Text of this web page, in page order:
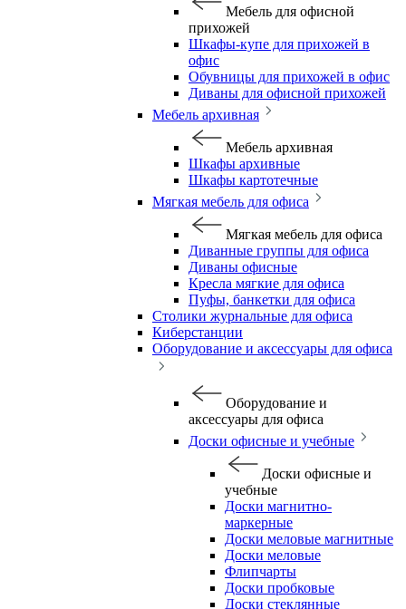
Мебель для офисной
прихожей
Шкафы-купе для прихожей в
офис
Обувницы для прихожей в офис
Диваны для офисной прихожей
Мебель архивная
Мебель архивная
Шкафы архивные
Шкафы картотечные
Мягкая мебель для офиса
Мягкая мебель для офиса
Диванные группы для офиса
Диваны офисные
Кресла мягкие для офиса
Пуфы, банкетки для офиса
Столики журнальные для офиса
Киберстанции
Оборудование и аксессуары для офиса
Оборудование и
аксессуары для офиса
Доски офисные и учебные
Доски офисные и
учебные
Доски магнитно-
маркерные
Доски меловые магнитные
Доски меловые
Флипчарты
Доски пробковые
Доски стеклянные